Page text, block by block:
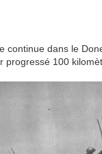
continue dans le
progressé 100